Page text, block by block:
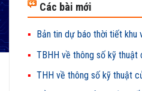
Các bài mới
Bản tin dự báo thời tiết
TBHH về thông số kỹ
THH về thông số kỹ thuật